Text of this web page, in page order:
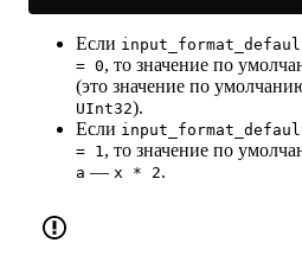
Если
= 0, то значение по
(это значение по
UInt32).
Если
= 1, то значение по
a — x * 2.